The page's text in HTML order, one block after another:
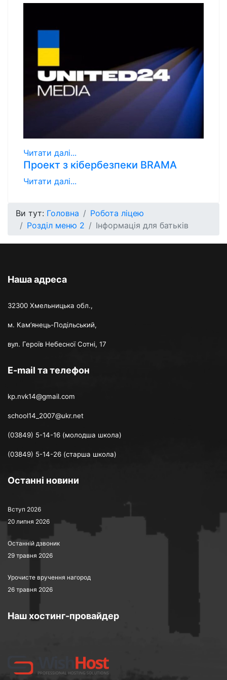
Читати далі...
Проект з кібербезпеки BRAMA
Читати далі...
Ви тут: Головна
Робота ліцею
Розділ меню 2
Інформація для батьків
Наша адреса
32300 Хмельницька обл.,
м. Кам’янець-Подільський,
вул. Героїв Небесної Сотні, 17
E-mail та телефон
kp.nvk14@gmail.com
school14_2007@ukr.net
(03849) 5-14-16 (молодша школа)
(03849) 5-14-26 (старша школа)
Останні новини
Вступ 2026
20 липня 2026
Останній дзвоник
29 травня 2026
Урочисте вручення нагород
26 травня 2026
Наш хостинг-провайдер